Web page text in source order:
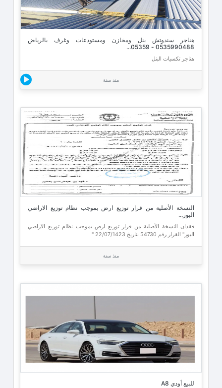
هناجر سندوتش بنل ومخازن ومستودعات وغرف بالرياض
0535990488 - 05359...
هناجر تكسيات البنل
منذ سنة
النسخة الأصلية من قرار توزيع ارض بموجب نظام توزيع الاراضي
البور...
فقدان النسخة الأصلية من قرار توزيع ارض بموجب نظام توزيع الاراضي
البور" القرار رقم 54730 بتاريخ 22/07/1423 "
منذ سنة
للبيع أودي A8